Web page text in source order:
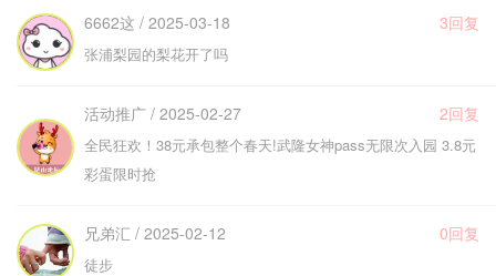
6662这 / 2025-03-18 3回复
张浦梨园的梨花开了吗
活动推广 / 2025-02-27 2回复
全民狂欢！38元承包整个春天!武隆女神pass无限次入园 3.8元
彩蛋限时抢
兄弟汇 / 2025-02-12 0回复
徒步